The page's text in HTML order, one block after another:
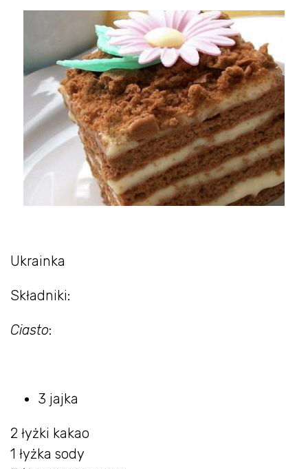
Ukrainka
Składniki:
Ciasto:
3 jajka
2 łyżki kakao
1 łyżka sody